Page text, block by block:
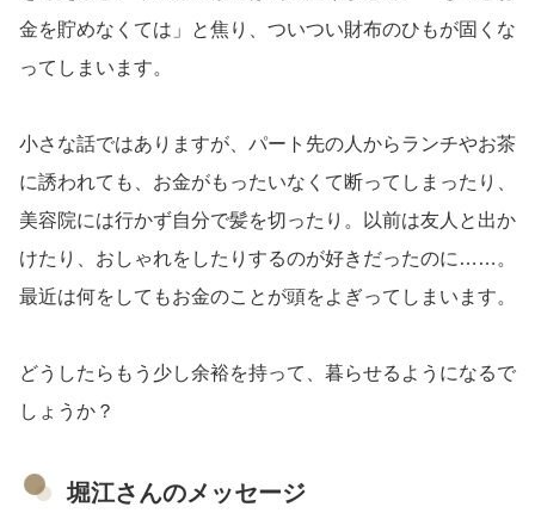
金を貯めなくては」と焦り、ついつい財布のひもが固くな
ってしまいます。
小さな話ではありますが、パート先の人からランチやお茶
に誘われても、お金がもったいなくて断ってしまったり、
美容院には行かず自分で髪を切ったり。以前は友人と出か
けたり、おしゃれをしたりするのが好きだったのに……。
最近は何をしてもお金のことが頭をよぎってしまいます。
どうしたらもう少し余裕を持って、暮らせるようになるで
しょうか？
堀江さんのメッセージ